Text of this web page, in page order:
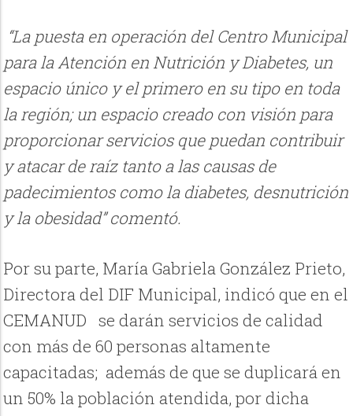
“La puesta en operación del Centro Municipal
para la Atención en Nutrición y Diabetes, un
espacio único y el primero en su tipo en toda
la región; un espacio creado con visión para
proporcionar servicios que puedan contribuir
y atacar de raíz tanto a las causas de
padecimientos como la diabetes, desnutrición
y la obesidad” comentó.
Por su parte, María Gabriela González Prieto,
Directora del DIF Municipal, indicó que en el
CEMANUD se darán servicios de calidad
con más de 60 personas altamente
capacitadas; además de que se duplicará en
un 50% la población atendida, por dicha